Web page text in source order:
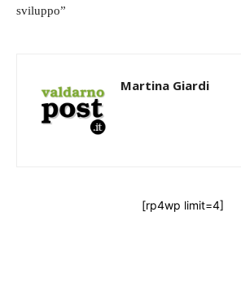
sviluppo”
Martina Giardi
[rp4wp limit=4]